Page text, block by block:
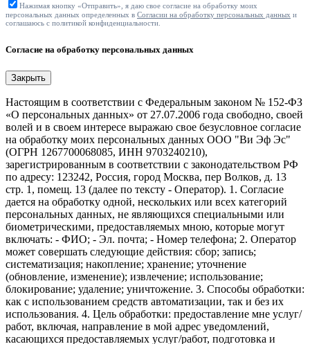
Нажимая кнопку «Отправить», я даю свое согласие на обработку моих
персональных данных определенных в Согласии на обработку персональных данных и
соглашаюсь с политикой конфиденциальности.
Согласие на обработку персональных данных
Закрыть
Настоящим в соответствии с Федеральным законом № 152-ФЗ
«О персональных данных» от 27.07.2006 года свободно, своей
волей и в своем интересе выражаю свое безусловное согласие
на обработку моих персональных данных ООО "Ви Эф Эс"
(ОГРН 1267700068085, ИНН 9703240210),
зарегистрированным в соответствии с законодательством РФ
по адресу: 123242, Россия, город Москва, пер Волков, д. 13
стр. 1, помещ. 13 (далее по тексту - Оператор). 1. Согласие
дается на обработку одной, нескольких или всех категорий
персональных данных, не являющихся специальными или
биометрическими, предоставляемых мною, которые могут
включать: - ФИО; - Эл. почта; - Номер телефона; 2. Оператор
может совершать следующие действия: сбор; запись;
систематизация; накопление; хранение; уточнение
(обновление, изменение); извлечение; использование;
блокирование; удаление; уничтожение. 3. Способы обработки:
как с использованием средств автоматизации, так и без их
использования. 4. Цель обработки: предоставление мне услуг/
работ, включая, направление в мой адрес уведомлений,
касающихся предоставляемых услуг/работ, подготовка и